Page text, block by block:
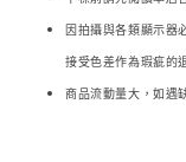
因拍攝與各類顯示器
接受色差作為瑕疵的
商品流動量大，如遇